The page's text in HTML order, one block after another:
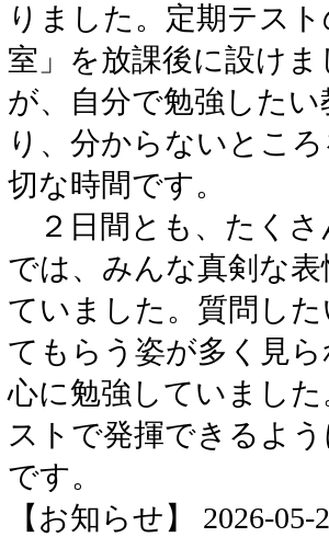
りました。定期テス
室」を放課後に設け
が、自分で勉強した
り、分からないとこ
切な時間です。
２日間とも、たくさ
では、みんな真剣な
ていました。質問し
てもらう姿が多く見
心に勉強していまし
ストで発揮できるよ
です。
【お知らせ】 2026-05-